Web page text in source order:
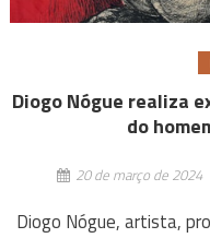
Diogo Nógue realiza
do
20 de março de 2024
Diogo Nógue, artista,